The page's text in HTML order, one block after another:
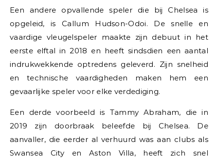
Een andere opvallende speler die bij Chelsea is
opgeleid, is Callum Hudson-Odoi. De snelle en
vaardige vleugelspeler maakte zijn debuut in het
eerste elftal in 2018 en heeft sindsdien een aantal
indrukwekkende optredens geleverd. Zijn snelheid
en technische vaardigheden maken hem een
gevaarlijke speler voor elke verdediging.
Een derde voorbeeld is Tammy Abraham, die in
2019 zijn doorbraak beleefde bij Chelsea. De
aanvaller, die eerder al verhuurd was aan clubs als
Swansea City en Aston Villa, heeft zich snel